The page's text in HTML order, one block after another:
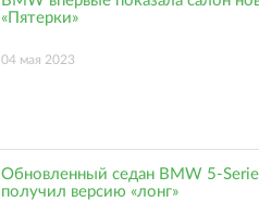
«Пятерки»
04 мая 2023
Обновленный седан BMW 5-
получил версию «лонг»